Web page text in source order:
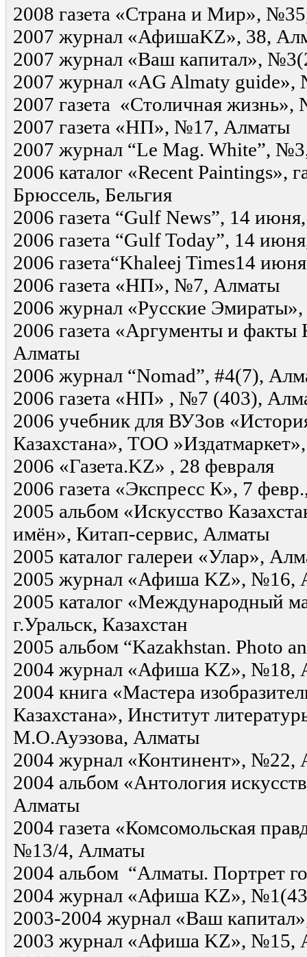
2008 газета «Страна и Мир»,
2007 журнал «АфишаKZ», 38,
2007 журнал «Ваш капитал»,
2007 журнал «AG Almaty
2007 газета «Столичная
2007 газета «НП», №17, Алматы
2007 журнал “Le Mag. White”,
2006 каталог «Recent Paintings»,
Брюссель, Бельгия
2006 газета “Gulf News”, 14
2006 газета “Gulf Today”, 14
2006 газета“Khaleej Times14
2006 газета «НП», №7, Алматы
2006 журнал «Русские
2006 газета «Аргументы и факты
Алматы
2006 журнал “Nomad”, #4(7),
2006 газета «НП» , №7 (403),
2006 учебник для ВУЗов
Казахстана», ТОО
2006 «Газета.KZ» , 28 февраля
2006 газета «Экспресс К», 7
2005 альбом «Искусство
имён», Китап-сервис, Алматы
2005 каталог галереи «Улар»,
2005 журнал «Афиша KZ», №16,
2005 каталог «Международный
г.Уральск, Казахстан
2005 альбом “Kazakhstan. Photo
2004 журнал «Афиша KZ», №18,
2004 книга «Мастера
Казахстана», Институт
М.О.Ауэзова, Алматы
2004 журнал «Континент», №22,
2004 альбом «Антология
Алматы
2004 газета «Комсомольская
№13/4, Алматы
2004 альбом “Алматы. Портрет
2004 журнал «Афиша KZ»,
2003-2004 журнал «Ваш
2003 журнал «Афиша KZ», №15,